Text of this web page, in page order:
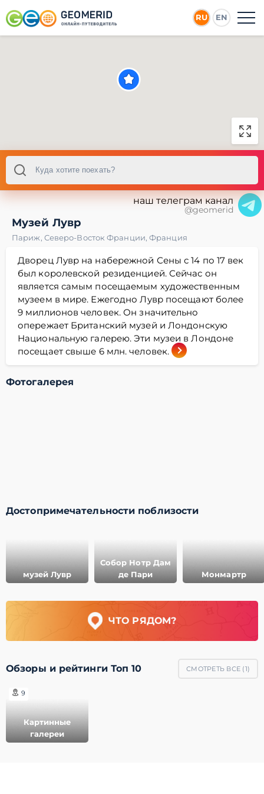
RU EN
наш телеграм канал
@geomerid
Музей Лувр
Париж, Северо-Восток Франции,Франция
Дворец Лувр на набережной Сены с 14 по 17 век
был королевской резиденцией. Сейчас он
является самым посещаемым художественным
музеем в мире. Ежегодно Лувр посещают более
9 миллионов человек. Он значительно
опережает Британский музей и Лондонскую
Национальную галерею. Эти музеи в Лондоне
посещает свыше 6 млн. человек.
Фотогалерея
Достопримечательности поблизости
музей Лувр
Собор Нотр Дам
де Пари
Монмартр
ЧТО РЯДОМ?
Обзоры и рейтинги Топ 10 СМОТРЕТЬ ВСЕ (1)
9
Картинные
галереи